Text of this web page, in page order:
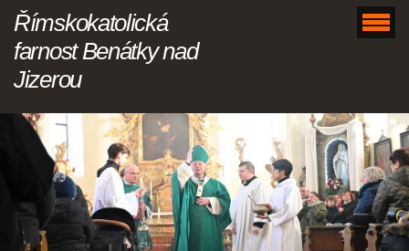
Římskokatolická
farnost Benátky nad
Jizerou